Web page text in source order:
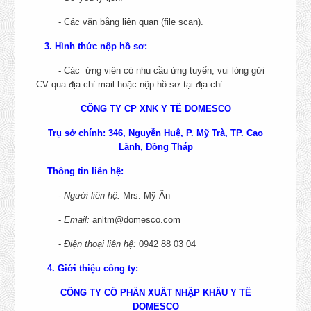
- Các văn bằng liên quan (file scan).
3. Hình thức nộp hồ sơ:
- Các ứng viên có nhu cầu ứng tuyển, vui lòng gửi
CV qua địa chỉ mail hoặc nộp hồ sơ tại địa chỉ:
CÔNG TY CP XNK Y TẾ DOMESCO
Trụ sở chính: 346, Nguyễn Huệ, P. Mỹ Trà, TP. Cao
Lãnh, Đồng Tháp
Thông tin liên hệ:
-Người liên hệ: Mrs. Mỹ Ân
-Email: anltm@domesco.com
- Điện thoại liên hệ: 0942 88 03 04
4. Giới thiệu công ty:
CÔNG TY CỔ PHẦN XUẤT NHẬP KHẨU Y TẾ
DOMESCO
CHỨC DANH
MUA SẮM DỰ ÁN
Đồng Tháp.
KẾ TOÁN BÁN HÀNG - ĐÀ
NẴNG, TP. HỒ CHÍ MINH
CHI TIẾT
Đà Nẵng, TP. Hồ Chí
XUẤT NHẬP KHẨU
Số 37 Thành Thái,
Diên Hồng, Thành phố
CHUYÊN VIÊN MARKETING -
SENIOR SOCIAL
Số 37 Thành Thái,